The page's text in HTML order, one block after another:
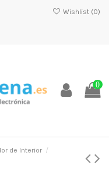
Wishlist (0)
0
de Interior